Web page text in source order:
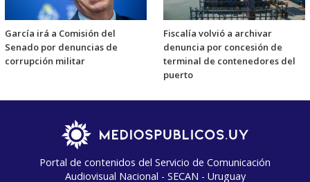
García irá a Comisión del
Senado por denuncias de
corrupción militar
Fiscalía volvió a archivar
denuncia por concesión de
terminal de contenedores del
puerto
Portal de contenidos del Servicio de Comunicación
Audiovisual Nacional - SECAN - Uruguay